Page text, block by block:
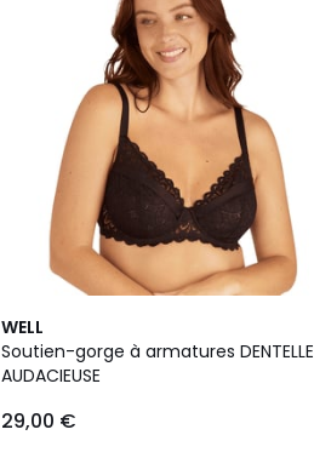
WELL
Soutien-gorge à armatures DENTELLE
AUDACIEUSE
29,00 €